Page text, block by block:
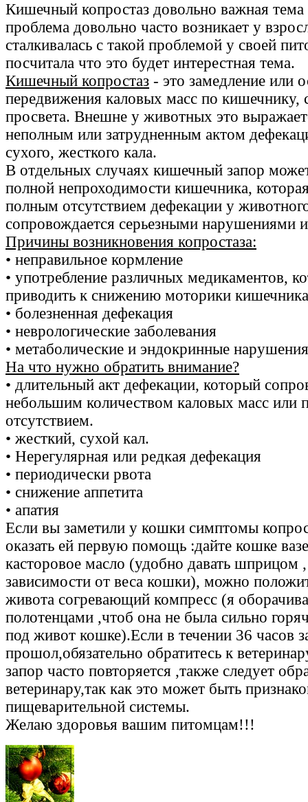
Кишечный копростаз довольно важная тема
проблема довольно часто возникает у
сталкивалась с такой проблемой у своей
посчитала что это будет интерестная тема.
Кишечный копростаз - это замедление или
передвижения каловых масс по кишечнику,
просвета. Внешне у животных это
неполным или затрудненным актом
сухого, жесткого кала.
В отдельных случаях кишечный запор
полной непроходимости кишечника,
полным отсутствием дефекации у
сопровождается серьезными нарушениями
Причины возникновения копростаза:
• неправильное кормление
• употребление различных медикаментов,
приводить к снижению моторики кишечника
• болезненная дефекация
• неврологические заболевания
• метаболические и эндокринные нарушения
На что нужно обратить внимание?
• длительный акт дефекации, который
небольшим количеством каловых масс или
отсутствием.
• жесткий, сухой кал.
• Нерегулярная или редкая дефекация
• периодически рвота
• снижение аппетита
• апатия
Если вы заметили у кошки симптомы
оказать ей первую помощь :дайте кошке
касторовое масло (удобно давать шприцом
зависимости от веса кошки), можно
живота согревающий компресс (я
полотенцами ,чтоб она не была сильно
под живот кошке).Если в течении 36 часов
прошол,обязательно обратитесь к
запор часто повторяется ,также следует
ветеринару,так как это может быть
пищеварительной системы.
Желаю здоровья вашим питомцам!!!